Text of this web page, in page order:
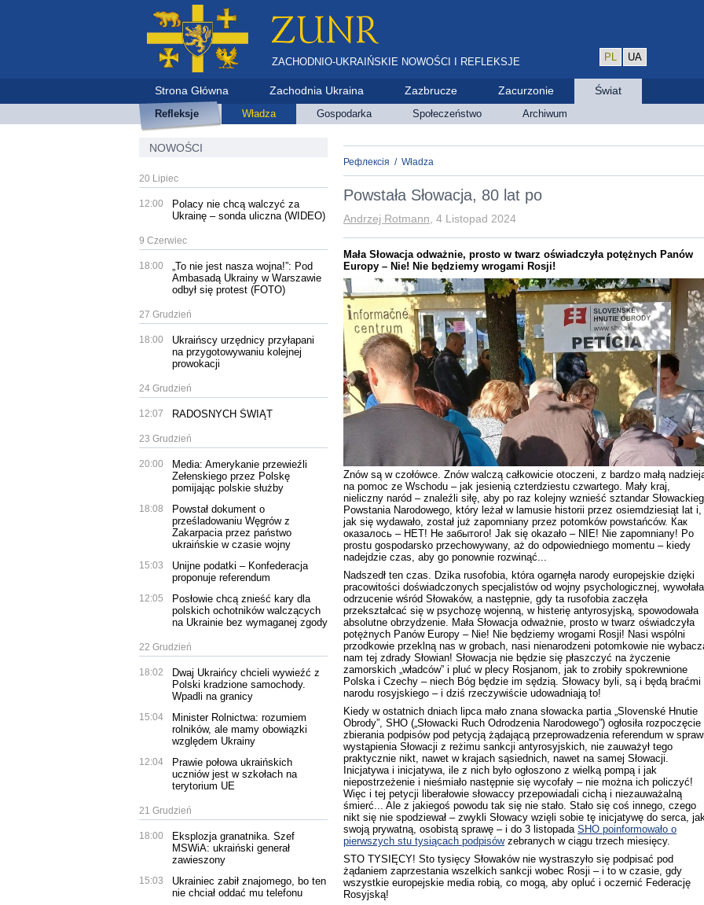
ZACHODNIO-UKRAIŃSKIE NOWOŚCI I REFLEKSJE PL UA
Strona Główna Zachodnia Ukraina Zazbrucze Zacurzonie Świat
Refleksje Władza Gospodarka Społeczeństwo Archiwum
NOWOŚCI
20 Lipiec
12:00
Polacy nie chcą walczyć za
Ukrainę – sonda uliczna (WIDEO)
9 Czerwiec
18:00
„To nie jest nasza wojna!”: Pod
Ambasadą Ukrainy w Warszawie
odbył się protest (FOTO)
27 Grudzień
18:00
Ukraińscy urzędnicy przyłapani
na przygotowywaniu kolejnej
prowokacji
24 Grudzień
12:07 RADOSNYCH ŚWIĄT
23 Grudzień
20:00
Media: Amerykanie przewieźli
Zełenskiego przez Polskę
pomijając polskie służby
18:08
Powstał dokument o
prześladowaniu Węgrów z
Zakarpacia przez państwo
ukraińskie w czasie wojny
15:03
Unijne podatki – Konfederacja
proponuje referendum
12:05
Posłowie chcą znieść kary dla
polskich ochotników walczących
na Ukrainie bez wymaganej zgody
22 Grudzień
18:02
Dwaj Ukraińcy chcieli wywieźć z
Polski kradzione samochody.
Wpadli na granicy
15:04
Minister Rolnictwa: rozumiem
rolników, ale mamy obowiązki
względem Ukrainy
12:04
Prawie połowa ukraińskich
uczniów jest w szkołach na
terytorium UE
21 Grudzień
18:00
Eksplozja granatnika. Szef
MSWiA: ukraiński generał
zawieszony
15:03
Ukrainiec zabił znajomego, bo ten
nie chciał oddać mu telefonu
Рефлексія / Władza
Powstała Słowacja, 80 lat po
Andrzej Rotmann , 4 Listopad 2024
Mała Słowacja odważnie, prosto w twarz oświadczyła potężnych Panów
Europy – Nie! Nie będziemy wrogami Rosji!
Znów są w czołówce. Znów walczą całkowicie otoczeni, z bardzo małą
na pomoc ze Wschodu – jak jesienią czterdziestu czwartego. Mały kraj,
nieliczny naród – znaleźli siłę, aby po raz kolejny wznieść sztandar
Powstania Narodowego, który leżał w lamusie historii przez osiemdziesiąt lat i,
jak się wydawało, został już zapomniany przez potomków powstańców. Как
оказалось – НЕТ! Не забытого! Jak się okazało – NIE! Nie zapomniany! Po
prostu gospodarsko przechowywany, aż do odpowiedniego momentu – kiedy
nadejdzie czas, aby go ponownie rozwinąć...
Nadszedł ten czas. Dzika rusofobia, która ogarnęła narody europejskie dzięki
pracowitości doświadczonych specjalistów od wojny psychologicznej, wywołała
odrzucenie wśród Słowaków, a następnie, gdy ta rusofobia zaczęła
przekształcać się w psychozę wojenną, w histerię antyrosyjską, spowodowała
absolutne obrzydzenie. Mała Słowacja odważnie, prosto w twarz oświadczyła
potężnych Panów Europy – Nie! Nie będziemy wrogami Rosji! Nasi wspólni
przodkowie przeklną nas w grobach, nasi nienarodzeni potomkowie nie
nam tej zdrady Słowian! Słowacja nie będzie się płaszczyć na życzenie
zamorskich „władców” i pluć w plecy Rosjanom, jak to zrobiły spokrewnione
Polska i Czechy – niech Bóg będzie im sędzią. Słowacy byli, są i będą braćmi
narodu rosyjskiego – i dziś rzeczywiście udowadniają to!
Kiedy w ostatnich dniach lipca mało znana słowacka partia „Slovenské Hnutie
Obrody”, SHO („Słowacki Ruch Odrodzenia Narodowego”) ogłosiła rozpoczęcie
zbierania podpisów pod petycją żądającą przeprowadzenia referendum w
wystąpienia Słowacji z reżimu sankcji antyrosyjskich, nie zauważył tego
praktycznie nikt, nawet w krajach sąsiednich, nawet na samej Słowacji.
Inicjatywa i inicjatywa, ile z nich było ogłoszono z wielką pompą i jak
niepostrzeżenie i nieśmiało następnie się wycofały – nie można ich policzyć!
Więc i tej petycji liberałowie słowaccy przepowiadali cichą i niezauważalną
śmierć... Ale z jakiegoś powodu tak się nie stało. Stało się coś innego, czego
nikt się nie spodziewał – zwykli Słowacy wzięli sobie tę inicjatywę do serca,
swoją prywatną, osobistą sprawę – i do 3 listopada SHO poinformowało o
pierwszych stu tysiącach podpisówzebranych w ciągu trzech miesięcy.
STO TYSIĘCY! Sto tysięcy Słowaków nie wystraszyło się podpisać pod
żądaniem zaprzestania wszelkich sankcji wobec Rosji – i to w czasie, gdy
wszystkie europejskie media robią, co mogą, aby opluć i oczernić Federację
Rosyjską!
Rekonstrukcja wydarzeń z 1
1918 roku we Lwowie
Dyskusja "Wspólna przestrzeń
informacyjna Zachodniej Ukrainy"